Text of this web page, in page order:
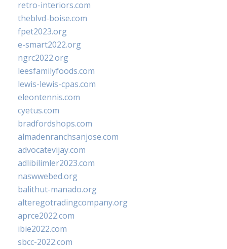
retro-interiors.com
theblvd-boise.com
fpet2023.org
e-smart2022.org
ngrc2022.org
leesfamilyfoods.com
lewis-lewis-cpas.com
eleontennis.com
cyetus.com
bradfordshops.com
almadenranchsanjose.com
advocatevijay.com
adlibilimler2023.com
naswwebed.org
balithut-manado.org
alteregotradingcompany.org
aprce2022.com
ibie2022.com
sbcc-2022.com